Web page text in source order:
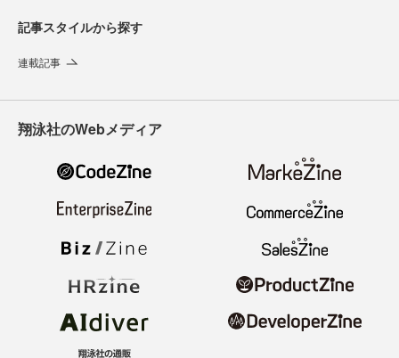
記事スタイルから探す
連載記事
翔泳社のWebメディア